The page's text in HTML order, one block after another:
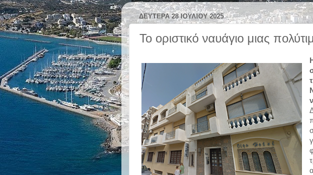
ΔΕΥΤΈΡΑ 28 ΙΟΥΛΊΟΥ 2025
​​Το οριστικό ναυάγιο μιας